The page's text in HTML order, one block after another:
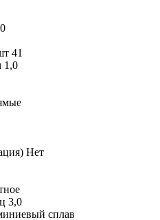
41
1,0
Нет
3,0
сплав